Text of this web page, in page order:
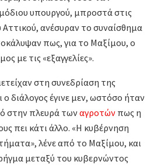
υπουργού, μπροστά στις
ανέσυραν το συναίσθημα
πως, για το Μαξίμου, ο
με τις «εξαγγελίες».
στη συνεδρίαση της
διάλογος έγινε μεν, ωστόσο ήταν
στην πλευρά τωναγροτών πως η
πει κάτι άλλο. «Η κυβέρνηση
λένε από το Μαξίμου, και
ρήγμα μεταξύ του κυβερνώντος